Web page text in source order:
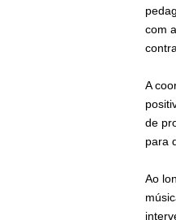
com
A
de
para
Ao